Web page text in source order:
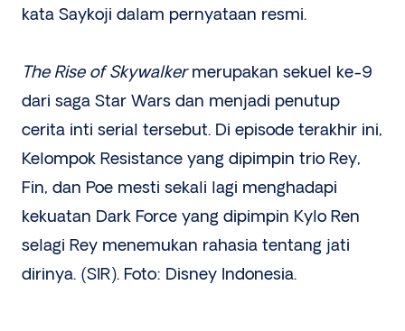
kata Saykoji dalam pernyataan resmi.
The Rise of Skywalkermerupakan sekuel ke-9
dari saga Star Wars dan menjadi penutup
cerita inti serial tersebut. Di episode terakhir ini,
Kelompok Resistance yang dipimpin trio Rey,
Fin, dan Poe mesti sekali lagi menghadapi
kekuatan Dark Force yang dipimpin Kylo Ren
selagi Rey menemukan rahasia tentang jati
dirinya. (SIR). Foto: Disney Indonesia.